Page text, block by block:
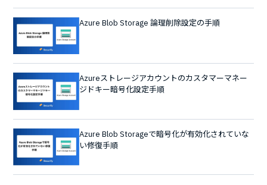
Azure Blob Storage 論理削除設定の手順
Azureストレージアカウントのカスタマーマネー
ジドキー暗号化設定手順
Azure Blob Storageで暗号化が有効化されていな
い修復手順